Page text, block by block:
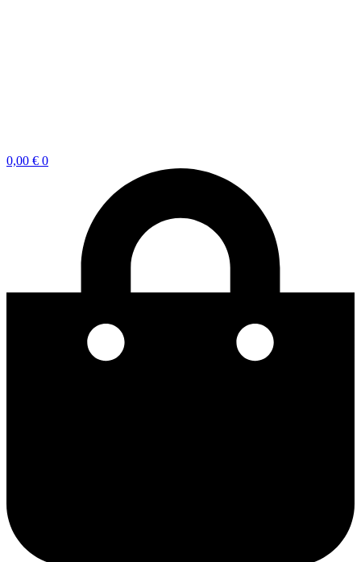
0,00 € 0